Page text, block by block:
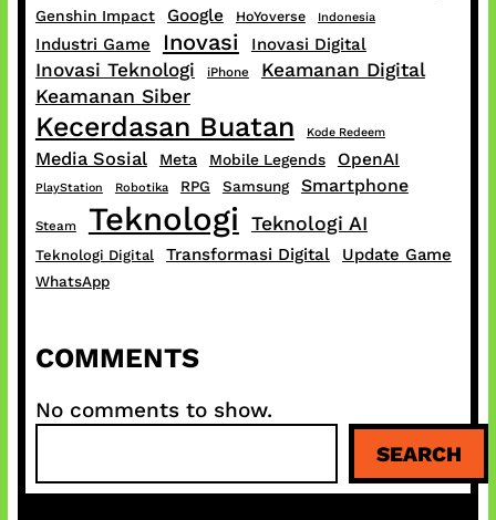
Genshin Impact Google HoYoverse Indonesia
Industri Game Inovasi Inovasi Digital
Inovasi Teknologi iPhone
Keamanan Digital
Keamanan Siber
Kecerdasan Buatan Kode Redeem
Media Sosial Meta Mobile Legends OpenAI
PlayStation Robotika RPG Samsung Smartphone
Steam Teknologi Teknologi AI
Teknologi Digital Transformasi Digital Update Game
WhatsApp
COMMENTS
No comments to show.
a
SEARCH